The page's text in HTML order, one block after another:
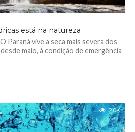
está na natureza
Paraná vive a seca mais severa dos
maio, à condição de emergência
2.0K